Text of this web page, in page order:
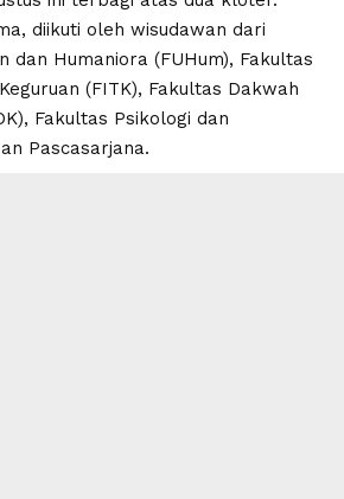
diikuti oleh wisudawan dari
dan Humaniora (FUHum), Fakultas
(FITK), Fakultas Dakwah
Fakultas Psikologi dan
Pascasarjana.